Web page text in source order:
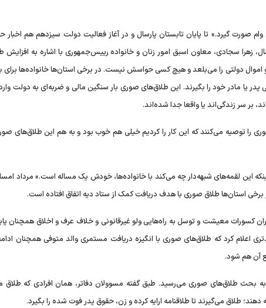
گیرد.» تا پایان تابستان پارسال و در آغاز فعالیت دولت سیزدهم هم اخبار
زهرا سجادی، معاون اسبق امور زنان و خانواده رییس‌جمهوری با اشاره به افزایش
دولتی را می‌بلعد و هیچ کسی حواسش نیست. در برخی استان‌ها خانواده‌ها
یا مادر خود را بگیرند. این طلاق‌های صوری بار سنگین مالی و ضربه‌ای به دولت
بر سر زندگی‌اند یا واقعا جدا شده‌اند.
را توصیه می‌کنند که این کار را کردیم خیلی هم خوب بود و به هم این طلاق‌های
اینکه این لقمه‌های شبهه‌دار چه می‌کند با خانواده‌ها، خودش یک مساله است.» مرداد
برخی استان‌ها طلاق صوری با هدف دریافت کمک از ستاد دیه اتفاق افتاده است.
کسورات معیشت و توسل به راه‌هایی ولو غیرقانونی و خلاف عرف و اخلاق همچنان
اعلام کرد که طلاق‌های صوری با انگیزه دریافت مستمری والد متوفی همچنان
آن هم شود.
به بحث طلاق‌های صوری می‌رسید. طبق گفته مسوولان دفاتر، همان افرادی که طلاق